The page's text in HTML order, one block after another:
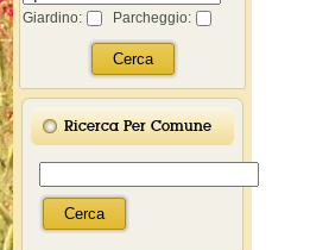
Giardino: Parcheggio:
Ricerca Per Comune